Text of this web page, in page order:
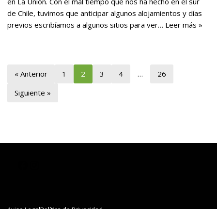
de Chile, tuvimos que anticipar algunos alojamientos y días
previos escribíamos a algunos sitios para ver… Leer más »
« Anterior 1 2 3 4 …
26
Siguiente »